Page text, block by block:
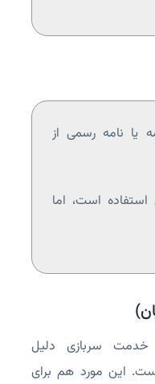
یا نامه رسمی از
استفاده است، اما
خدمت سربازی دلیل
این مورد هم برای